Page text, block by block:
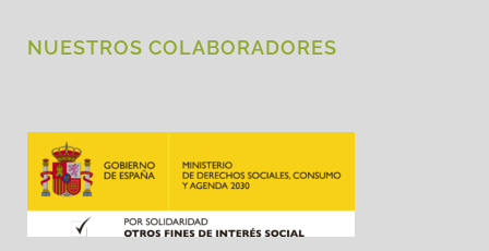
NUESTROS COLABORADORES